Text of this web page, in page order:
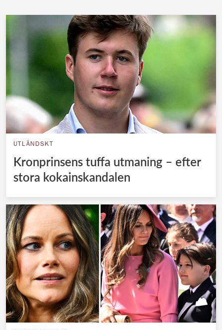
UTLÄNDSKT
Kronprinsens tuffa utmaning – efter
stora kokainskandalen